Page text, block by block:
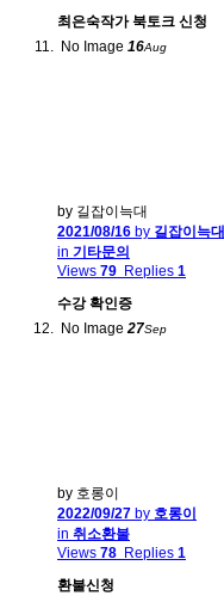
최은숙작가 북토크 신청
No Image 16Aug
by 길잡이늑대
2021/08/16 by 길잡이늑대
in 기타문의
Views 79 Replies 1
수강 확인증
No Image 27Sep
by 호롱이
2022/09/27 by 호롱이
in 취소환불
Views 78 Replies 1
환불신청